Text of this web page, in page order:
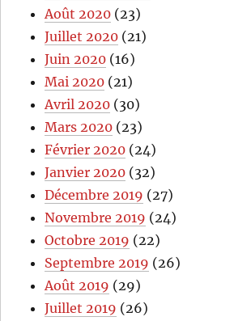
Août 2020 (23)
Juillet 2020 (21)
Juin 2020 (16)
Mai 2020 (21)
Avril 2020 (30)
Mars 2020 (23)
Février 2020 (24)
Janvier 2020 (32)
Décembre 2019 (27)
Novembre 2019 (24)
Octobre 2019 (22)
Septembre 2019 (26)
Août 2019 (29)
Juillet 2019 (26)